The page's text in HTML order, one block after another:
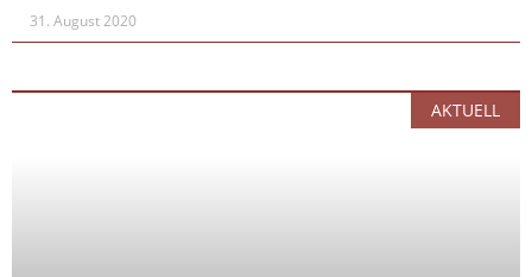
31. August 2020
AKTUELL